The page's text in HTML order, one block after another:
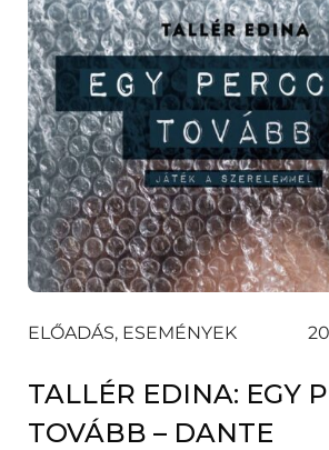
ELŐADÁS, ESEMÉNYEK
TALLÉR EDINA: EGY
TOVÁBB – DANTE